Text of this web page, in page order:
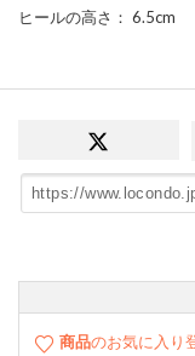
ヒールの高さ ： 6.5cm
商品のお気に入り